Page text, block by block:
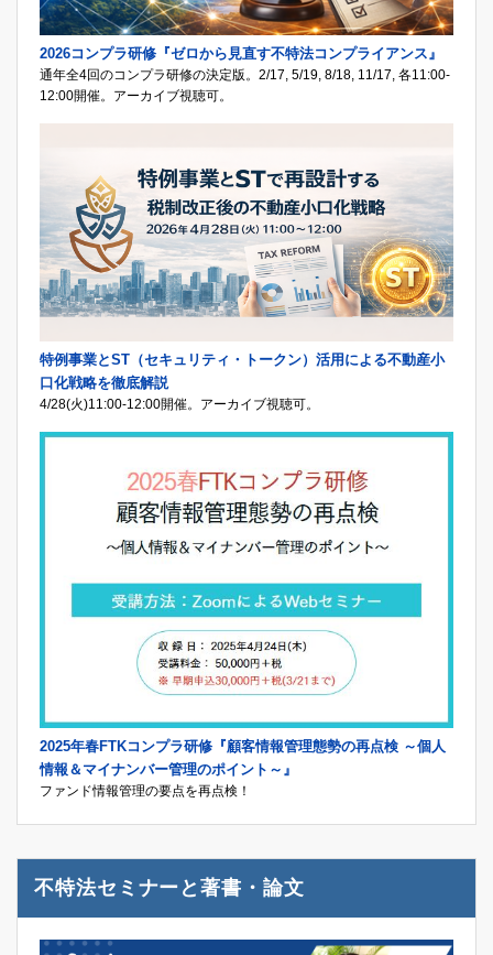
2026コンプラ研修『ゼロから見直す不特法コンプライアンス』
通年全4回のコンプラ研修の決定版。2/17, 5/19, 8/18, 11/17, 各11:00-
12:00開催。アーカイブ視聴可。
特例事業とST（セキュリティ・トークン）活用による不動産小
口化戦略を徹底解説
4/28(火)11:00-12:00開催。アーカイブ視聴可。
2025年春FTKコンプラ研修『顧客情報管理態勢の再点検 ～個人
情報＆マイナンバー管理のポイント～』
ファンド情報管理の要点を再点検！
不特法セミナーと著書・論文